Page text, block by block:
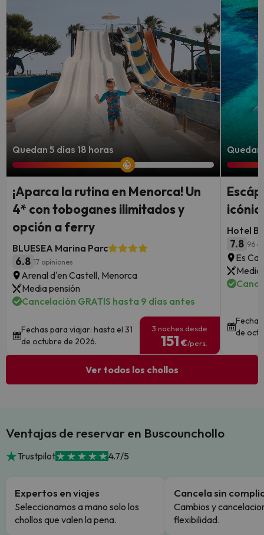
Quedan 5 días 18 horas
¡Aparca la rutina en Menorca! Un
4* con toboganes ilimitados y
opción a ferry
BLUESEA Marina Parc
6.8 17 opiniones
Arenal d'en Castell, Menorca
Media pensión
Cancelación GRATIS hasta 9 días antes
Fechas para viajar: hasta el 31
de octubre de 2026.
3 noches desde
151 €/pers.
Quedan
Hotel
7.8 96
Es
Media
de
Ver todos los chollos
Ventajas de reservar en Buscounchollo
Trustpilot 4.7/5
Expertos en viajes
Seleccionamos a mano solo los
chollos que valen la pena.
Cancela sin
Cambios y
flexibilidad.